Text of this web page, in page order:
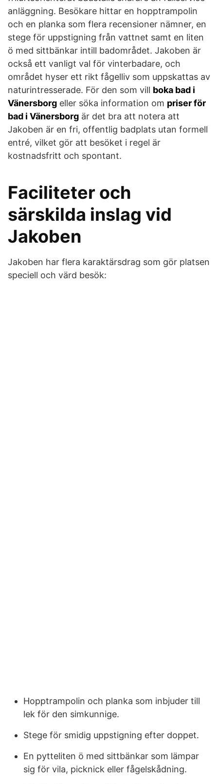
anläggning. Besökare hittar en hopptrampolin
och en planka som flera recensioner nämner, en
stege för uppstigning från vattnet samt en liten
ö med sittbänkar intill badområdet. Jakoben är
också ett vanligt val för vinterbadare, och
området hyser ett rikt fågelliv som uppskattas av
naturintresserade. För den som vill boka bad i
Vänersborg eller söka information om priser för
bad i Vänersborg är det bra att notera att
Jakoben är en fri, offentlig badplats utan formell
entré, vilket gör att besöket i regel är
kostnadsfritt och spontant.
Faciliteter och
särskilda inslag vid
Jakoben
Jakoben har flera karaktärsdrag som gör platsen
speciell och värd besök:
Hopptrampolin och planka som inbjuder till
lek för den simkunnige.
Stege för smidig uppstigning efter doppet.
En pytteliten ö med sittbänkar som lämpar
sig för vila, picknick eller fågelskådning.